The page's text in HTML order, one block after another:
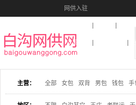
网供入驻
收藏本站
主营： 全部 女包 双背 男包 钱包 手